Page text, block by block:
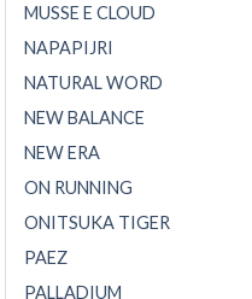
MUSSE E CLOUD
NAPAPIJRI
NATURAL WORD
NEW BALANCE
NEW ERA
ON RUNNING
ONITSUKA TIGER
PAEZ
PALLADIUM